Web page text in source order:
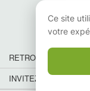
RETROUVEZ-NOUS
INVITEZ VOS AMIS
Ce site
votre